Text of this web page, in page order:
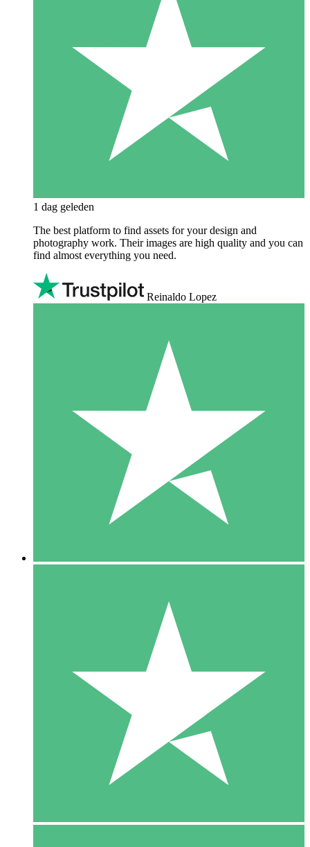
1 dag geleden
The best platform to find assets for your design and
photography work. Their images are high quality and you can
find almost everything you need.
Reinaldo Lopez